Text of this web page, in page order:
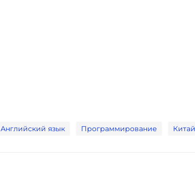
Английский язык Программирование